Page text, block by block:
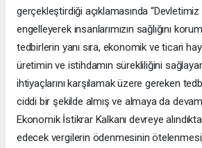
gerçekleştirdiği açıklamasında “Devletimiz
engelleyerek insanlarımızın sağlığını
tedbirlerin yanı sıra, ekonomik ve ticari
üretimin ve istihdamın sürekliliğini
ihtiyaçlarını karşılamak üzere gereken
ciddi bir şekilde almış ve almaya da
Ekonomik İstikrar Kalkanı devreye
edecek vergilerin ödenmesinin